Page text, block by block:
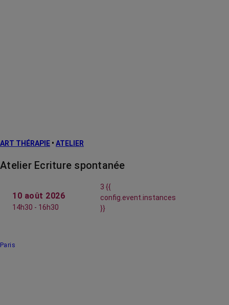
ART THÉRAPIE • ATELIER
Atelier Ecriture spontanée
10 août 2026
14h30 - 16h30
3 {{
config.event.instances
}}
Paris